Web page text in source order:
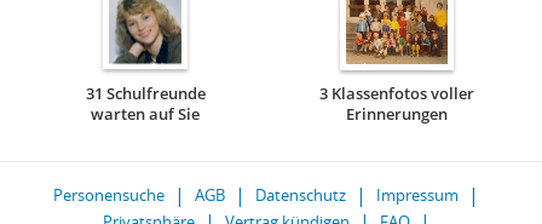
31 Schulfreunde
warten auf Sie
3 Klassenfotos voller
Erinnerungen
Personensuche AGB Datenschutz
Impressum